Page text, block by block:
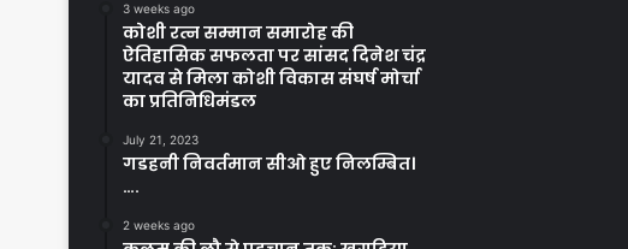
3 weeks ago
कोशी रत्न सम्मान समारोह की
ऐतिहासिक सफलता पर सांसद दिनेश चंद्र
यादव से मिला कोशी विकास संघर्ष मोर्चा
का प्रतिनिधिमंडल
July 21, 2023
गडहनी निवर्तमान सीओ हुए निलम्बित।
….
2 weeks ago